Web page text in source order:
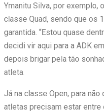
Ymanitu Silva, por exemplo,
classe Quad, sendo que os
garantida. “Estou quase
decidi vir aqui para a ADK
depois brigar pela tão
atleta.
Já na classe Open, para
atletas precisam estar entre